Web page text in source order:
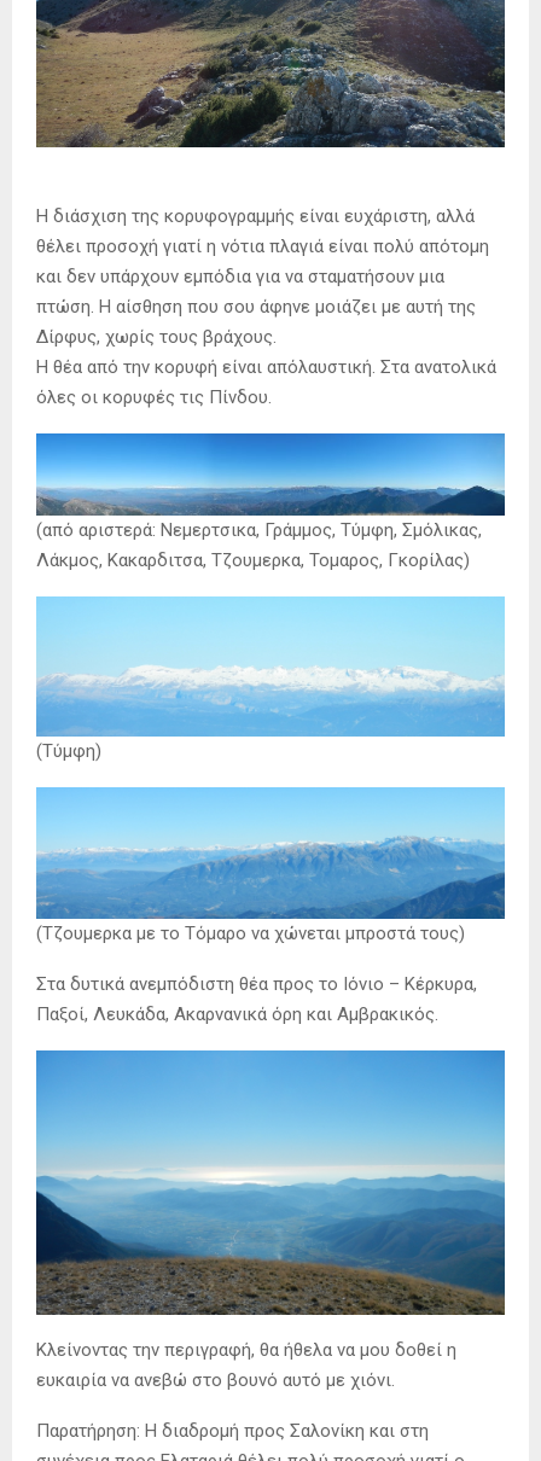
Η διάσχιση της κορυφογραμμής είναι ευχάριστη, αλλά
θέλει προσοχή γιατί η νότια πλαγιά είναι πολύ απότομη
και δεν υπάρχουν εμπόδια για να σταματήσουν μια
πτώση. Η αίσθηση που σου άφηνε μοιάζει με αυτή της
Δίρφυς, χωρίς τους βράχους.
Η θέα από την κορυφή είναι απόλαυστική. Στα ανατολικά
όλες οι κορυφές τις Πίνδου.
(από αριστερά: Νεμερτσικα, Γράμμος, Τύμφη, Σμόλικας,
Λάκμος, Κακαρδιτσα, Τζουμερκα, Τομαρος, Γκορίλας)
(Τύμφη)
(Τζουμερκα με το Τόμαρο να χώνεται μπροστά τους)
Στα δυτικά ανεμπόδιστη θέα προς το Ιόνιο – Κέρκυρα,
Παξοί, Λευκάδα, Ακαρνανικά όρη και Αμβρακικός.
Κλείνοντας την περιγραφή, θα ήθελα να μου δοθεί η
ευκαιρία να ανεβώ στο βουνό αυτό με χιόνι.
Παρατήρηση: Η διαδρομή προς Σαλονίκη και στη